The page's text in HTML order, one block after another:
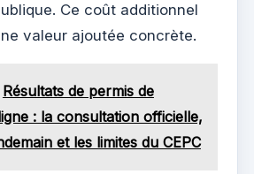
Ce coût additionnel
valeur ajoutée concrète.
Résultats de permis de
: la consultation officielle,
et les limites du CEPC